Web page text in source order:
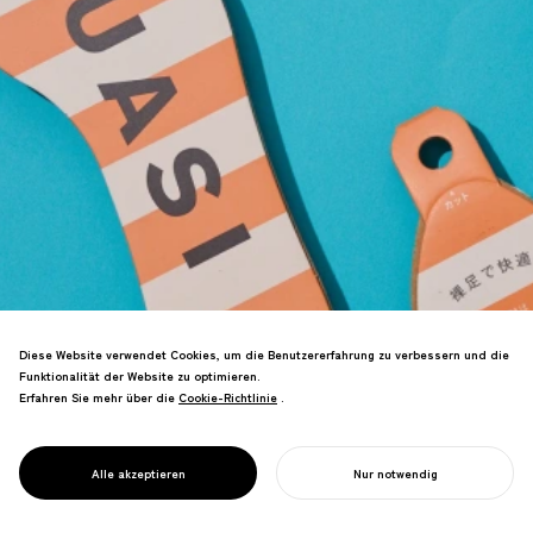
PROJECT
SUASI
Papiereinlegesohle. Umweltbewusstes
Produkt selbst verwandelt, wodurch das
Gewicht um über 90% reduziert wird.
Diese Website verwendet Cookies, um die Benutzererfahrung zu verbessern und die
Funktionalität der Website zu optimieren.
Erfahren Sie mehr über die Cookie-Richtlinie
Cookie-Richtlinie .
Alle akzeptieren Nur notwendig